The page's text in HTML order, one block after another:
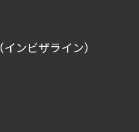
（インビザライン）